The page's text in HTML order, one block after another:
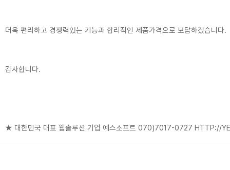
더욱 편리하고 경쟁력있는 기능과 합리적인 제품가격으로 보답하겠습니다.
감사합니다.
★ 대한민국 대표 웹솔루션 기업 예스소프트 070)7017-0727 HTTP://